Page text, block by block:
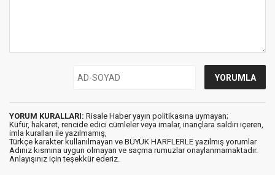
YORUM KURALLARI: Risale Haber yayın politikasına uymayan;
Küfür, hakaret, rencide edici cümleler veya imalar, inançlara saldırı içeren,
imla kuralları ile yazılmamış,
Türkçe karakter kullanılmayan ve BÜYÜK HARFLERLE yazılmış yorumlar
Adınız kısmına uygun olmayan ve saçma rumuzlar onaylanmamaktadır.
Anlayışınız için teşekkür ederiz.